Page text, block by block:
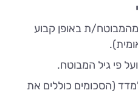
מהמבוטח/ת באופן קבוע
פי גיל המבוטח.
(הסכומים כוללים את